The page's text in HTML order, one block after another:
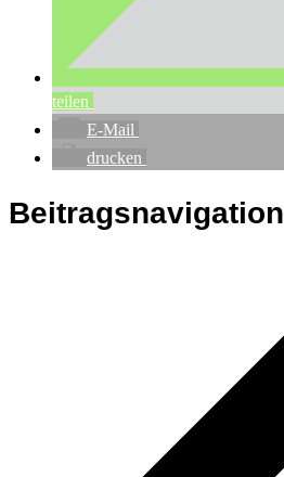
teilen
E-Mail
drucken
Beitragsnavigation